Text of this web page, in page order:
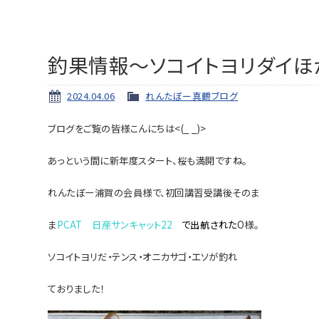
釣果情報～ソコイトヨリダイほ
2024.04.06 れんたぼー真鶴ブログ
ブログをご覧の皆様こんにちは<(_ _)>
あっという間に新年度スタート、桜も満開ですね。
れんたぼー浦賀の会員様で、初回講習受講後そのま
まPCAT 日産サンキャット22 で出航されたO様。
ソコイトヨリだ・テンス・オニカサゴ・エソが釣れ
ておりました！